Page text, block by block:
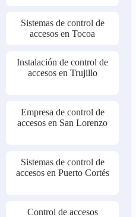
Sistemas de control de
accesos en Tocoa
Instalación de control de
accesos en Trujillo
Empresa de control de
accesos en San Lorenzo
Sistemas de control de
accesos en Puerto Cortés
Control de accesos